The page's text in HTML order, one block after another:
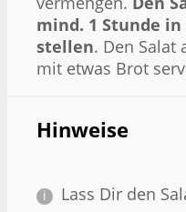
mind. 1 Stunde
stellen. Den Salat
mit etwas Brot
Hinweise
Lass Dir den